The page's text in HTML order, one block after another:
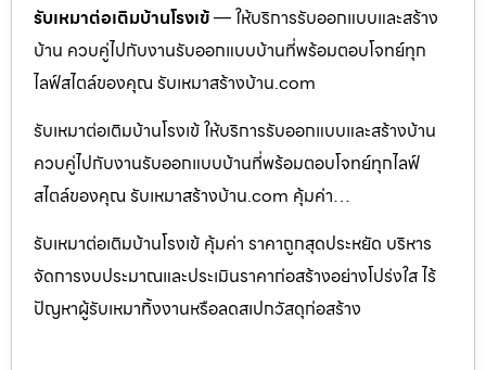
รับเหมาต่อเติมบ้านโรงเข้— ให้บริการรับออกแบบและสร้าง
บ้าน ควบคู่ไปกับงานรับออกแบบบ้านที่พร้อมตอบโจทย์ทุก
ไลฟ์สไตล์ของคุณ รับเหมาสร้างบ้าน.com
รับเหมาต่อเติมบ้านโรงเข้ ให้บริการรับออกแบบและสร้างบ้าน
ควบคู่ไปกับงานรับออกแบบบ้านที่พร้อมตอบโจทย์ทุกไลฟ์
สไตล์ของคุณ รับเหมาสร้างบ้าน.com คุ้มค่า…
รับเหมาต่อเติมบ้านโรงเข้ คุ้มค่า ราคาถูกสุดประหยัด บริหาร
จัดการงบประมาณและประเมินราคาก่อสร้างอย่างโปร่งใส ไร้
ปัญหาผู้รับเหมาทิ้งงานหรือลดสเปกวัสดุก่อสร้าง